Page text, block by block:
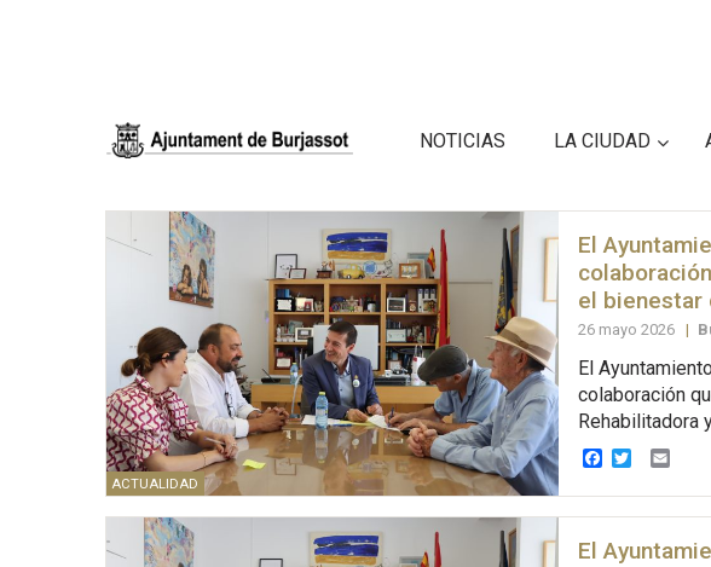
NOTICIAS LA CIUDAD
ACTUALIDAD
El
el bienestar
26 mayo 2026 |
El
colaboración
Rehabilitadora
Facebook
TwitterEmail
El